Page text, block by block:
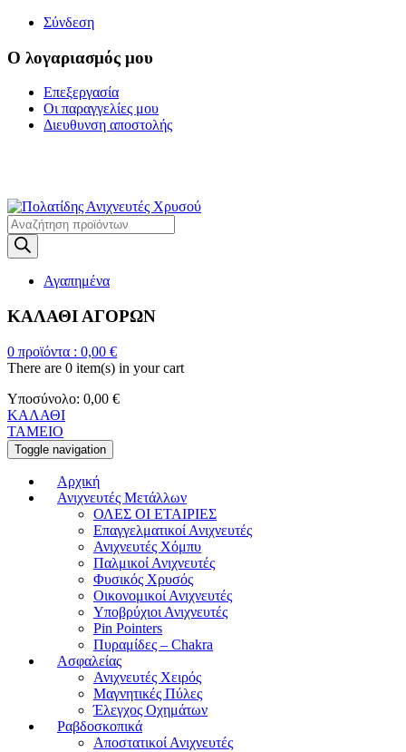
Σύνδεση
Ο λογαριασμός μου
Επεξεργασία
Οι παραγγελίες μου
Διευθυνση αποστολής
Products
search
Αγαπημένα
ΚΑΛΑΘΙ ΑΓΟΡΩΝ
0 προϊόντα : 0,00 €
There are 0 item(s) in your cart
Υποσύνολο: 0,00 €
ΚΑΛΑΘΙ
ΤΑΜΕΙΟ
Toggle navigation
Αρχική
Ανιχνευτές Μετάλλων
ΟΛΕΣ ΟΙ ΕΤΑΙΡΙΕΣ
Επαγγελματικοί Ανιχνευτές
Ανιχνευτές Χόμπυ
Παλμικοί Ανιχνευτές
Φυσικός Χρυσός
Οικονομικοί Ανιχνευτές
Υποβρύχιοι Ανιχνευτές
Pin Pointers
Πυραμίδες – Chakra
Ασφαλείας
Ανιχνευτές Χειρός
Μαγνητικές Πύλες
Έλεγχος Οχημάτων
Ραβδοσκοπικά
Αποστατικοί Ανιχνευτές